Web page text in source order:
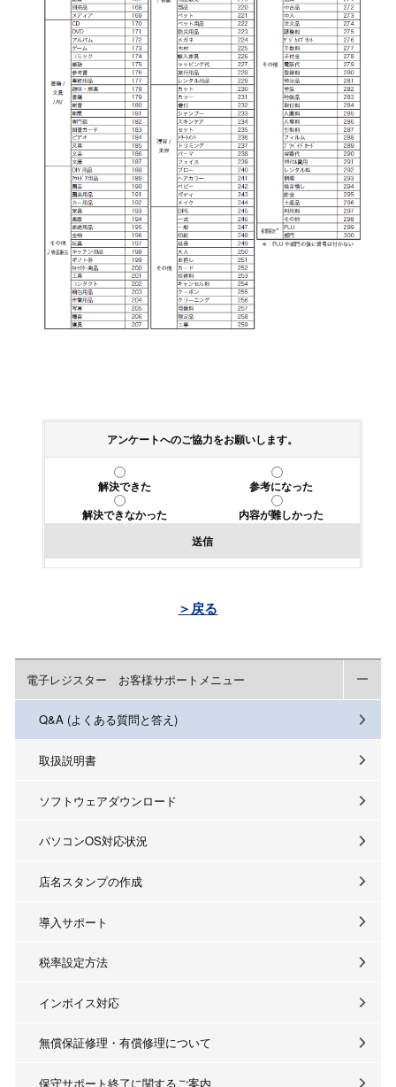
アンケートへのご協力をお願いします。
解決できた
参考になった
解決できなかった
内容が難しかった
送信
＞戻る
電子レジスター お客様サポートメニュー
Q&A (よくある質問と答え)
取扱説明書
ソフトウェアダウンロード
パソコンOS対応状況
店名スタンプの作成
導入サポート
税率設定方法
インボイス対応
無償保証修理・有償修理について
保守サポート終了に関するご案内